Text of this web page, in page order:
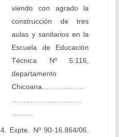
viendo con agrado la
construcción de tres
aulas y sanitarios en la
Escuela de Educación
Técnica Nº 5.116,
departamento
Chicoana………………
…………………………
………
4. Expte. Nº 90-16.864/06.